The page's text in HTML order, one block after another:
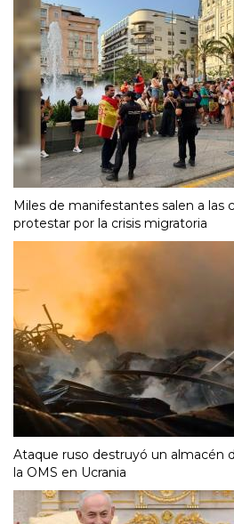
Miles de manifestantes salen a las
protestar por la crisis migratoria
Ataque ruso destruyó un almacén
la OMS en Ucrania